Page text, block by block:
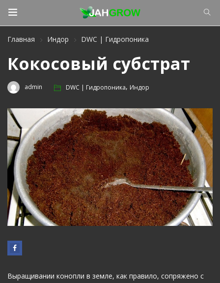
Главная Индор DWC | Гидропоника
Кокосовый субстрат
admin DWC | Гидропоника, Индор
Выращивании конопли в земле, как правило, сопряжено с